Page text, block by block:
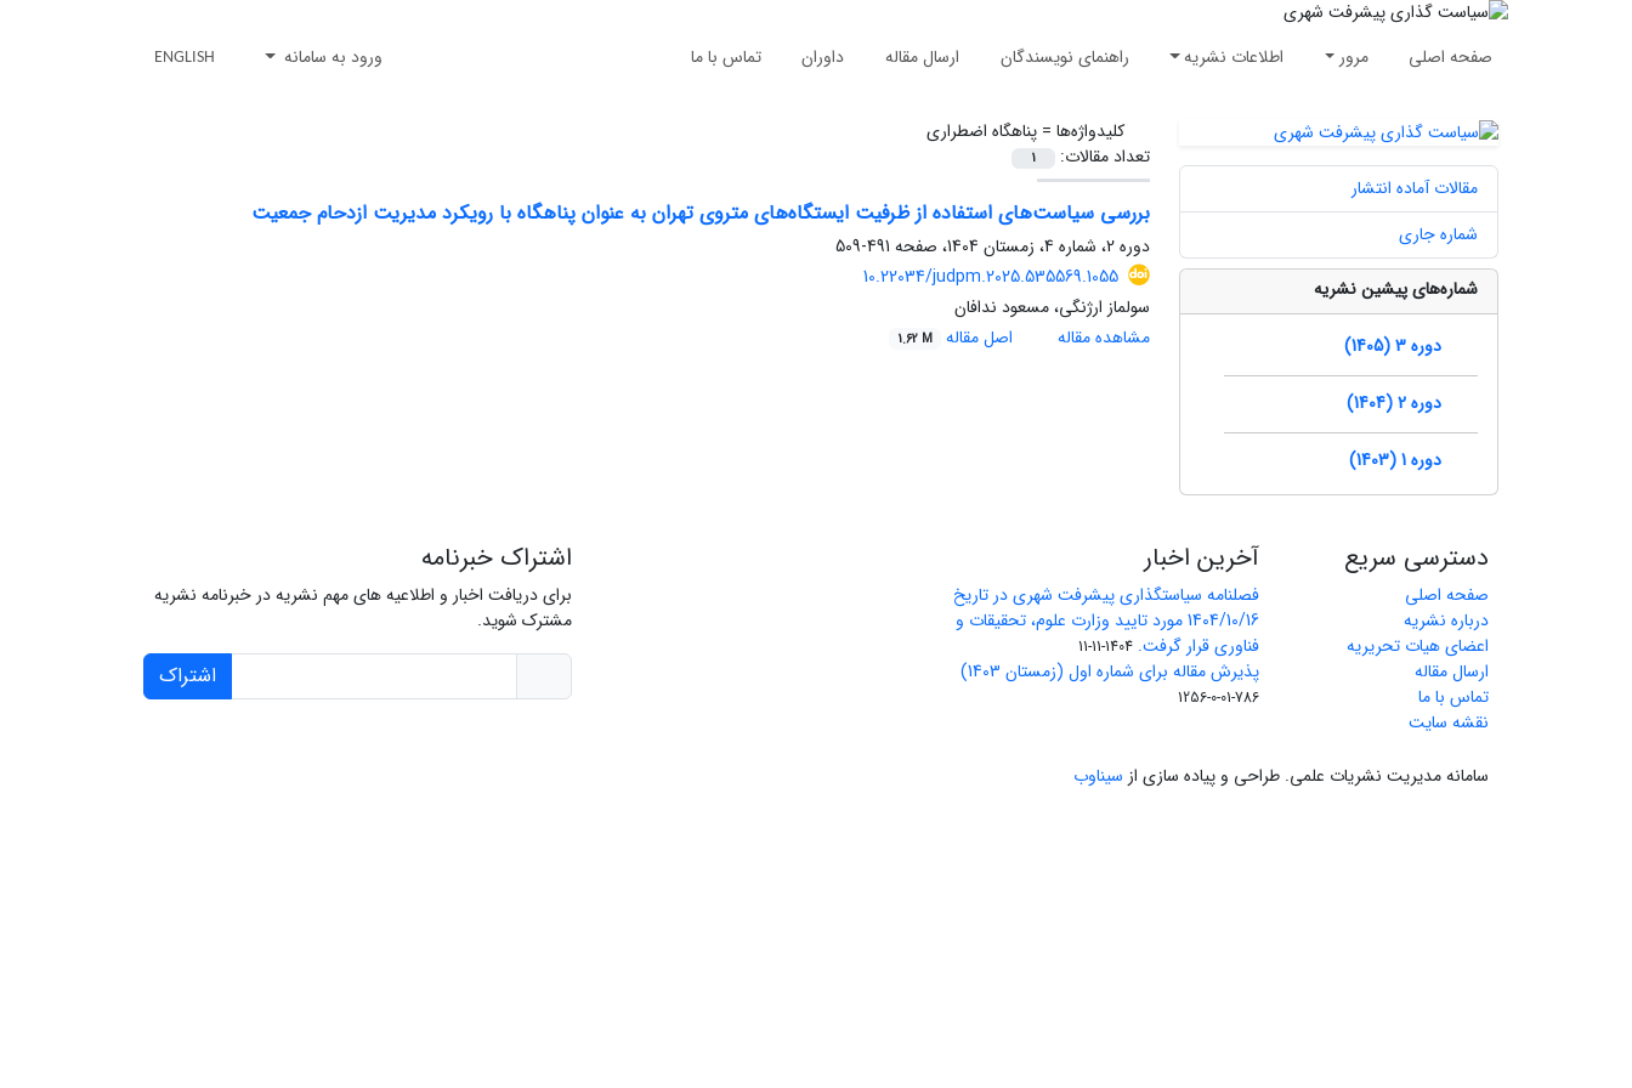
صفحه اصلی مرور اطلاعات نشریه راهنمای نویسندگان ارسال مقاله داوران تماس با ما ورود به سامانه ENGLISH
کلیدواژه‌ها =پناهگاه اضطراری
تعداد مقالات:
1
بررسی سیاست‌های استفاده از ظرفیت ایستگاه‌های متروی تهران به عنوان پناهگاه با رویکرد مدیریت ازدحام جمعیت
دوره 2، شماره 4، زمستان 1404، صفحه
491-509
10.22034/judpm.2025.535569.1055
سولماز ارژنگی، مسعود ندافان
مشاهده مقاله
اصل مقاله 1.62 M
مقالات آماده انتشار
شماره جاری
شماره‌های پیشین نشریه
دوره 3 (1405)
دوره 2 (1404)
دوره 1 (1403)
دسترسی سریع
صفحه اصلی
درباره نشریه
اعضای هیات تحریریه
ارسال مقاله
تماس با ما
نقشه سایت
آخرین اخبار
فصلنامه سیاستگذاری پیشرفت شهری در تاریخ
1404/10/16 مورد تایید وزارت علوم، تحقیقات و
فناوری قرار گرفت. 1404-11-11
پذیرش مقاله برای شماره اول (زمستان 1403)
786-01-0-1256
اشتراک خبرنامه
برای دریافت اخبار و اطلاعیه های مهم نشریه در خبرنامه نشریه
مشترک شوید.
اشتراک
سامانه مدیریت نشریات علمی. طراحی و پیاده سازی از سیناوب